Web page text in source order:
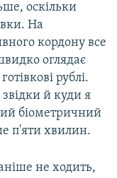
оскільки
На
кордону все
оглядає
рублі.
й куди я
біометричний
п'яти хвилин.
не ходить,